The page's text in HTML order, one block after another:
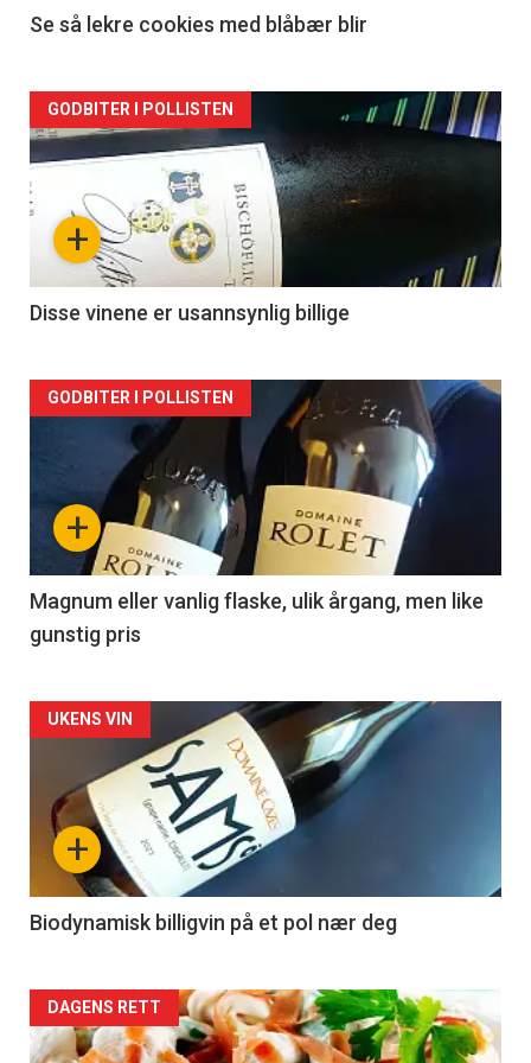
Se så lekre cookies med blåbær blir
Forsiden
akkurat
nå
2
+
GODBITER I POLLISTEN
Disse vinene er usannsynlig billige
Forsiden
akkurat
nå
3
+
GODBITER I POLLISTEN
Magnum eller vanlig flaske, ulik årgang, men like
gunstig pris
Forsiden
akkurat
nå
4
+
UKENS VIN
Biodynamisk billigvin på et pol nær deg
Forsiden
DAGENS RETT